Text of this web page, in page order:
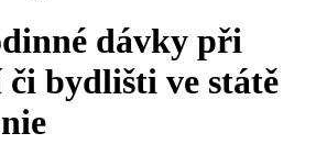
dávky při
či bydlišti ve státě